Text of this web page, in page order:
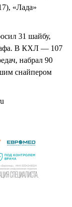
«Лада»
31 шайбу,
В КХЛ — 107
набрал 90
снайпером